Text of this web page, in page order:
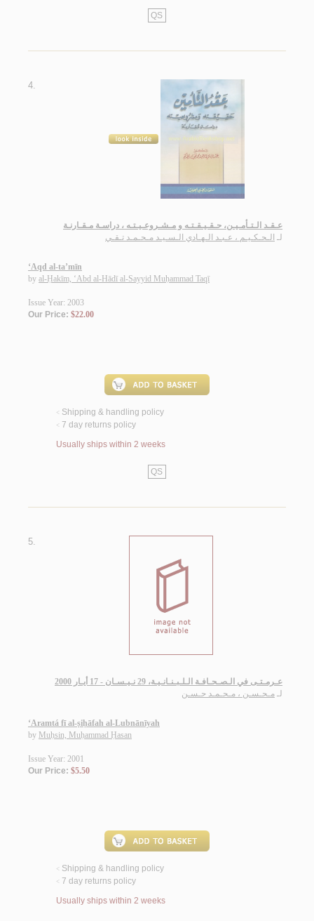
QS
4.
عـقـد الـتـأمـيـن، حـقـيـقـتـه و مـشـروعـيـتـه ، دراسـة مـقـارنـة
لـ الـحـكـيـم ، عـبـد الـهـادي الـسـيـد مـحـمـد تـقـي
‘Aqd al-ta’mīn
by al-Ḥakīm, ‘Abd al-Hādī al-Sayyid Muḥammad Taqī
Issue Year: 2003
Our Price: $22.00
< Shipping & handling policy
< 7 day returns policy
Usually ships within 2 weeks
QS
5.
عـرمـتـى في الـصـحـافـة الـلـبـنـانـيـة، 29 نـيـسـان - 17 أيـار 2000
لـ مـحـسـن ، مـحـمـد حـسـن
‘Aramtá fī al-ṣiḥāfah al-Lubnānīyah
by Muḥsin, Muḥammad Ḥasan
Issue Year: 2001
Our Price: $5.50
< Shipping & handling policy
< 7 day returns policy
Usually ships within 2 weeks